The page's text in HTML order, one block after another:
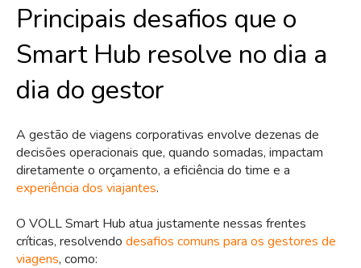
Principais desafios que o
Smart Hub resolve no dia a
dia do gestor
A gestão de viagens corporativas envolve dezenas de
decisões operacionais que, quando somadas, impactam
diretamente o orçamento, a eficiência do time e a
experiência dos viajantes.
O VOLL Smart Hub atua justamente nessas frentes
críticas, resolvendo desafios comuns para os gestores de
viagens, como: